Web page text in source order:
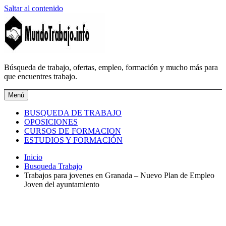
Saltar al contenido
MundoTrabajo.info
Búsqueda de trabajo, ofertas, empleo, formación y mucho más para
que encuentres trabajo.
Menú
BUSQUEDA DE TRABAJO
OPOSICIONES
CURSOS DE FORMACION
ESTUDIOS Y FORMACIÓN
Inicio
Busqueda Trabajo
Trabajos para jovenes en Granada – Nuevo Plan de Empleo
Joven del ayuntamiento